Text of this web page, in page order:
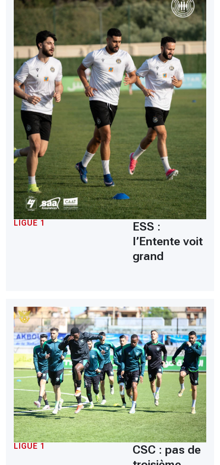
LIGUE 1
ESS :
l’Entente voit
grand
LIGUE 1
CSC : pas de